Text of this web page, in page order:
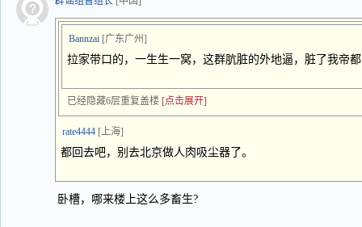
Bannzai [广东广州]
拉家带口的，一生生一窝，这群肮脏的外地逼，脏了我帝
已经隐藏6层重复盖楼 [点击展开]
rate4444 [上海]
都回去吧，别去北京做人肉吸尘器了。
卧槽，哪来楼上这么多畜生?